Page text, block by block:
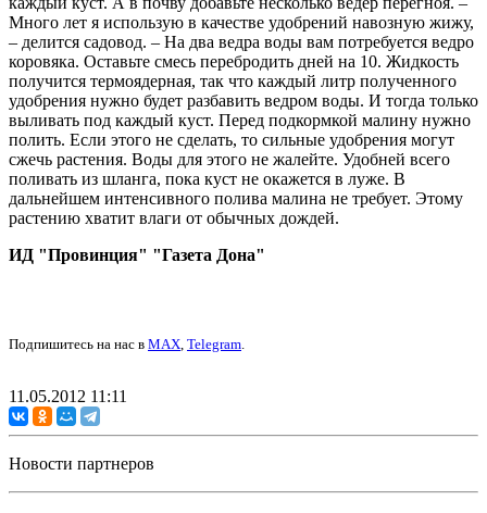
Много лет я использую в качестве удобрений навозную жижу,
– делится садовод. – На два ведра воды вам потребуется ведро
коровяка. Оставьте смесь перебродить дней на 10. Жидкость
получится термоядерная, так что каждый литр полученного
удобрения нужно будет разбавить ведром воды. И тогда только
выливать под каждый куст. Перед подкормкой малину нужно
полить. Если этого не сделать, то сильные удобрения могут
сжечь растения. Воды для этого не жалейте. Удобней всего
поливать из шланга, пока куст не окажется в луже. В
дальнейшем интенсивного полива малина не требует. Этому
растению хватит влаги от обычных дождей.
ИД "Провинция" "Газета Дона"
Подпишитесь на нас в MAX, Telegram.
11.05.2012 11:11
Новости партнеров